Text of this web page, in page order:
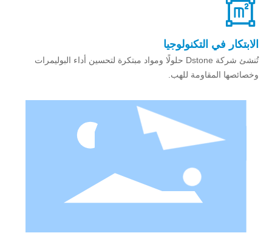
الابتكار في التكنولوجيا
تُنشئ شركة Dstone حلولًا ومواد مبتكرة لتحسين أداء البوليمرات
وخصائصها المقاومة للهب.